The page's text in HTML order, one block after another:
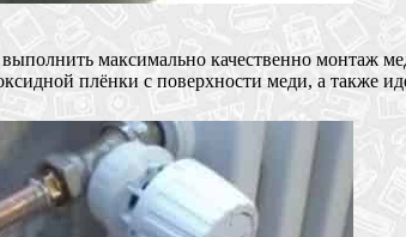
максимально качественно монтаж
плёнки с поверхности меди, а также